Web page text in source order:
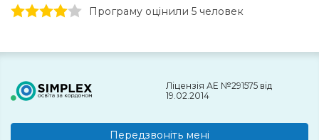
5 stars
4 stars
3 stars
2 stars
1 stars Програму оцінили 5 человек
Ліцензія АЕ №291575 від
19.02.2014
Передзвоніть мені